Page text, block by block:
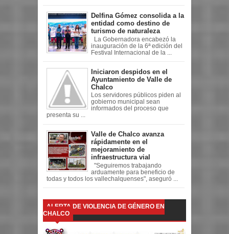
Delfina Gómez consolida a la
entidad como destino de
turismo de naturaleza
La Gobernadora encabezó la
inauguración de la 6ª edición del
Festival Internacional de la ...
Iniciaron despidos en el
Ayuntamiento de Valle de
Chalco
Los servidores públicos piden al
gobierno municipal sean
informados del proceso que
presenta su ...
Valle de Chalco avanza
rápidamente en el
mejoramiento de
infraestructura vial
"Seguiremos trabajando
arduamente para beneficio de
todas y todos los vallechalquenses", aseguró ...
ALERTA DE VIOLENCIA DE GÉNERO EN
CHALCO